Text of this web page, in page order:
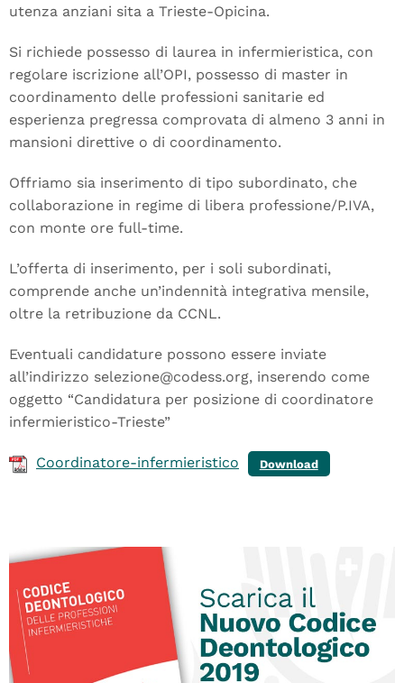
utenza anziani sita a Trieste-Opicina.
Si richiede possesso di laurea in infermieristica, con
regolare iscrizione all’OPI, possesso di master in
coordinamento delle professioni sanitarie ed
esperienza pregressa comprovata di almeno 3 anni in
mansioni direttive o di coordinamento.
Offriamo sia inserimento di tipo subordinato, che
collaborazione in regime di libera professione/P.IVA,
con monte ore full-time.
L’offerta di inserimento, per i soli subordinati,
comprende anche un’indennità integrativa mensile,
oltre la retribuzione da CCNL.
Eventuali candidature possono essere inviate
all’indirizzo selezione@codess.org, inserendo come
oggetto “Candidatura per posizione di coordinatore
infermieristico-Trieste”
Coordinatore-infermieristico Download